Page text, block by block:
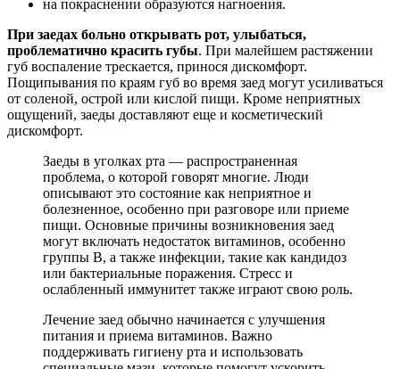
на покраснении образуются нагноения.
При заедах больно открывать рот, улыбаться,
проблематично красить губы. При малейшем растяжении
губ воспаление трескается, принося дискомфорт.
Пощипывания по краям губ во время заед могут усиливаться
от соленой, острой или кислой пищи. Кроме неприятных
ощущений, заеды доставляют еще и косметический
дискомфорт.
Заеды в уголках рта — распространенная
проблема, о которой говорят многие. Люди
описывают это состояние как неприятное и
болезненное, особенно при разговоре или приеме
пищи. Основные причины возникновения заед
могут включать недостаток витаминов, особенно
группы B, а также инфекции, такие как кандидоз
или бактериальные поражения. Стресс и
ослабленный иммунитет также играют свою роль.
Лечение заед обычно начинается с улучшения
питания и приема витаминов. Важно
поддерживать гигиену рта и использовать